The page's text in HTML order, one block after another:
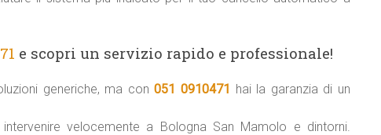
e scopri un servizio rapido e professionale!
generiche, ma con051 0910471 hai la garanzia di un
velocemente a Bologna San Mamolo e dintorni.